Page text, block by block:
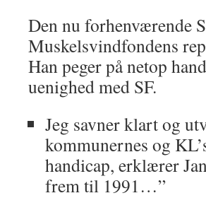
Den nu forhenværende
Muskelsvindfondens
Han peger på netop
uenighed med SF.
Jeg savner klart og
kommunernes og
handicap, erklærer
frem til 1991…”